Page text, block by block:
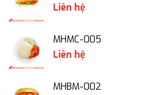
Liên hệ
MHMC-005
Liên hệ
MHBM-002